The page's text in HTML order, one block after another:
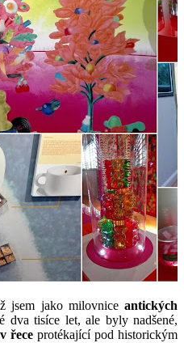
jsem jako milovnice antických
dva tisíce let, ale byly nadšené,
řece